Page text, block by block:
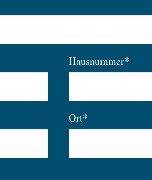
Hausnummer*
Ort*